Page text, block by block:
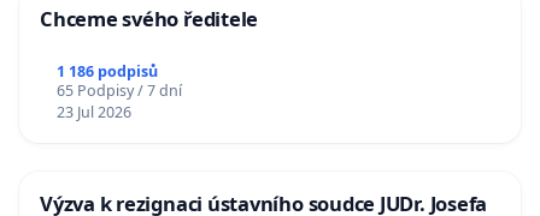
Chceme svého ředitele
1 186 podpisů
65 Podpisy / 7 dní
23 Jul 2026
Výzva k rezignaci ústavního soudce JUDr. Josefa